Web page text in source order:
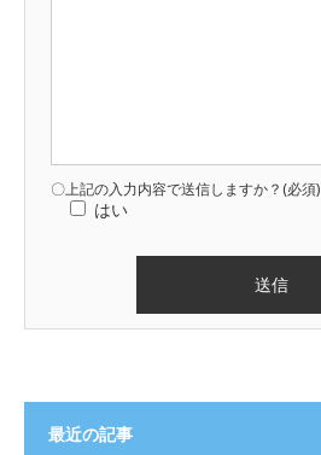
〇上記の入力内容で送信しますか？(必須)
はい
最近の記事